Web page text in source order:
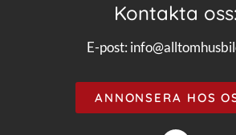
Kontakta oss:
E-post:
ANNONSERA HOS